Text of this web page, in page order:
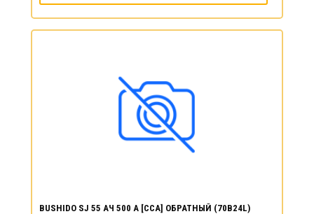
BUSHIDO SJ 55 АЧ 500 А [CCA] ОБРАТНЫЙ (70B24L)